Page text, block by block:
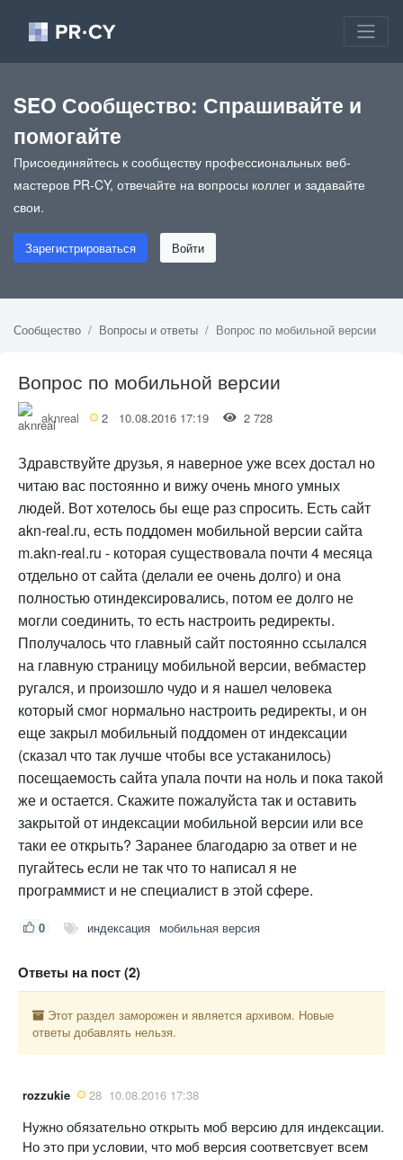
SEO Сообщество: Спрашивайте и
помогайте
Присоединяйтесь к сообществу профессиональных веб-
мастеров PR-CY, отвечайте на вопросы коллег и задавайте
свои.
Зарегистрироваться Войти
Сообщество Вопросы и ответы Вопрос по мобильной версии
Вопрос по мобильной версии
aknreal 2 10.08.2016 17:19 2 728
Здравствуйте друзья, я наверное уже всех достал но
читаю вас постоянно и вижу очень много умных
людей. Вот хотелось бы еще раз спросить. Есть сайт
akn-real.ru, есть поддомен мобильной версии сайта
m.akn-real.ru - которая существовала почти 4 месяца
отдельно от сайта (делали ее очень долго) и она
полностью отиндексировались, потом ее долго не
могли соединить, то есть настроить редиректы.
Пполучалось что главный сайт постоянно ссылался
на главную страницу мобильной версии, вебмастер
ругался, и произошло чудо и я нашел человека
который смог нормально настроить редиректы, и он
еще закрыл мобильный поддомен от индексации
(сказал что так лучше чтобы все устаканилось)
посещаемость сайта упала почти на ноль и пока такой
же и остается. Скажите пожалуйста так и оставить
закрытой от индексации мобильной версии или все
таки ее открыть? Заранее благодарю за ответ и не
пугайтесь если не так что то написал я не
программист и не специалист в этой сфере.
0 индексация мобильная версия
Ответы на пост (2)
Этот раздел заморожен и является архивом. Новые
ответы добавлять нельзя.
rozzukie 28 10.08.2016 17:38
Нужно обязательно открыть моб версию для индексации.
Но это при условии, что моб версия соответсвует всем